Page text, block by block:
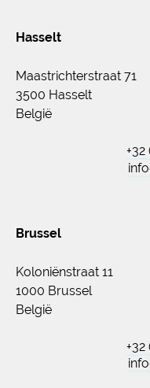
Hasselt
Maastrichterstraat 71
3500 Hasselt
België
+32
Brussel
Koloniënstraat 11
1000 Brussel
België
+32